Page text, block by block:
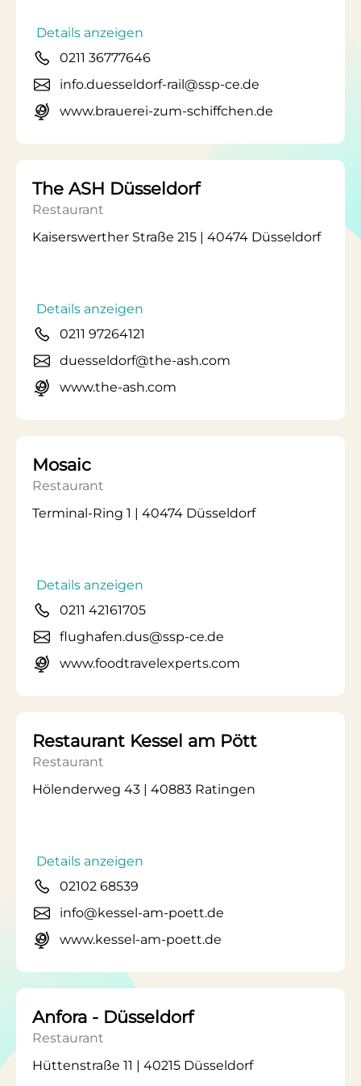
Details anzeigen
0211 36777646
info.duesseldorf-rail@ssp-ce.de
www.brauerei-zum-schiffchen.de
The ASH Düsseldorf
Restaurant
Kaiserswerther Straße 215 | 40474 Düsseldorf
Details anzeigen
0211 97264121
duesseldorf@the-ash.com
www.the-ash.com
Mosaic
Restaurant
Terminal-Ring 1 | 40474 Düsseldorf
Details anzeigen
0211 42161705
flughafen.dus@ssp-ce.de
www.foodtravelexperts.com
Restaurant Kessel am Pött
Restaurant
Hölenderweg 43 | 40883 Ratingen
Details anzeigen
02102 68539
info@kessel-am-poett.de
www.kessel-am-poett.de
Anfora - Düsseldorf
Restaurant
Hüttenstraße 11 | 40215 Düsseldorf